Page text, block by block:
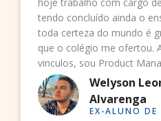
tendo concluído ainda o
toda certeza do mundo é
que o colégio me ofertou.
vinculos, sou Product
e Quality Assurance na
Welyson
Alvarenga
EX-ALUNO